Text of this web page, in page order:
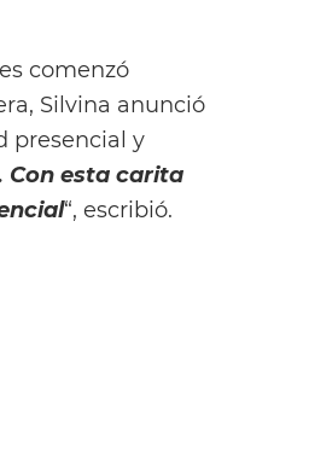
comenzó
Silvina anunció
presencial y
Con esta carita
“, escribió.